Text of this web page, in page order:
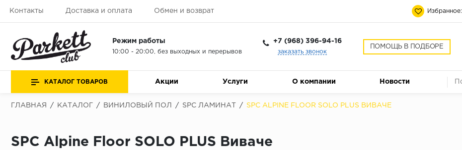
Контакты Доставка и оплата Обмен и возврат Избранное:
Режим работы
10:00 - 20:00, без выходных и перерывов
+7 (968) 396-94-16
заказать звонок
ПОМОЩЬ В ПОДБОРЕ
КАТАЛОГ ТОВАРОВ Акции Услуги О компании Новости
ГЛАВНАЯ / КАТАЛОГ / ВИНИЛОВЫЙ ПОЛ / SPC ЛАМИНАТ / SPC ALPINE FLOOR SOLO PLUS ВИВАЧЕ
SPC Alpine Floor SOLO PLUS Виваче